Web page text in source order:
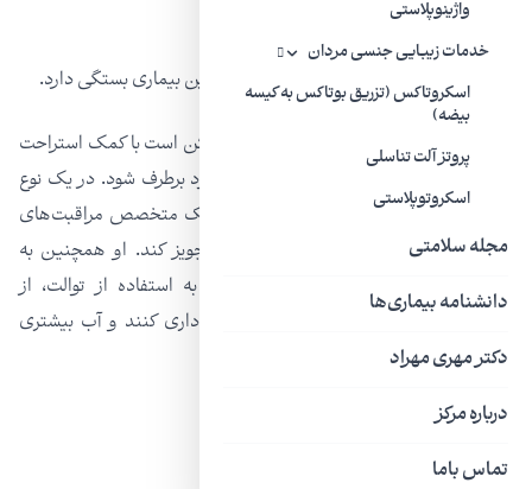
واژینوپلاستی
خدمات زیبایی جنسی مردان
اسکروتاکس (تزریق بوتاکس به کیسه
بیضه)
پروتز آلت تناسلی
اسکروتوپلاستی
مجله سلامتی
دانشنامه بیماری‌ها
دکتر مهری مهراد
درباره مرکز
تماس باما
درمان اپیدیدیمیت کودکان به علت زمینه‌ای این بیماری بستگی دارد.
در مورد بسیاری از علت‌ها، این وضعیت ممکن است با کمک استراحت
و مسکن‌هایی مثل ایبوپروفن، به خودی خود برطرف شود. در یک نوع
عفونت باکتریایی، مثلا عفونت مجاری ادرار، یک متخصص مراقبت‌های
بهداشتی ممکن است فقط آنتی بیوتیک تجویز کند. او همچنین به
کودکان توصیه می‌کند که در صورت نیاز به استفاده از توالت، از
&#۸۲۲۰;نگه داشتن&#۸۲۲۱; ادرارشان خودداری کنند و آب بیشتری
بنوشند.